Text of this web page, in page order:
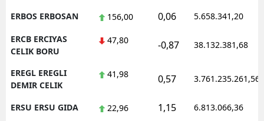
ERBOS ERBOSAN 156,00 0,06 5.658.341,20
ERCB ERCIYAS
CELIK BORU
47,80 -0,87 38.132.381,68
EREGL EREGLI
DEMIR CELIK
41,98 0,57 3.761.235.261,56
ERSU ERSU GIDA 22,96 1,15 6.813.066,36